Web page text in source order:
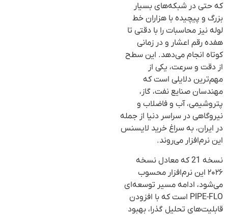
که حتی در شبکه‌های بسیار
بزرگ و پیچیده با هزاران خط
لوله نیز محاسبات را با دقتی تا
هفده رقم اعشار و در زمانی
کوتاه انجام می‌دهد. این سطح
از دقت و سرعت، یکی از
مهم‌ترین دلایلی است که
مهندسان صنایع نفت، گاز،
پتروشیمی، آب و فاضلاب و
نیروگاهی در سراسر دنیا از جمله
در ایران، به سراغ خرید لایسنس
این نرم‌افزار می‌روند.
نسخه 21 که معادل نسخه
۲۰۲۶ این نرم‌افزار محسوب
می‌شود، ادامه مسیر توسعه‌ای
PIPE-FLO است که با افزودن
قابلیت‌های تحلیل گذرا، بهبود